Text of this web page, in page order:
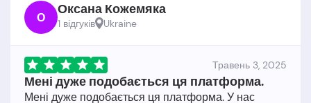
О Оксана Кожемяка
1 відгукiв Ukraine
Травень 3, 2025
Мені дуже подобається ця платформа.
Мені дуже подобається ця платформа. У нас